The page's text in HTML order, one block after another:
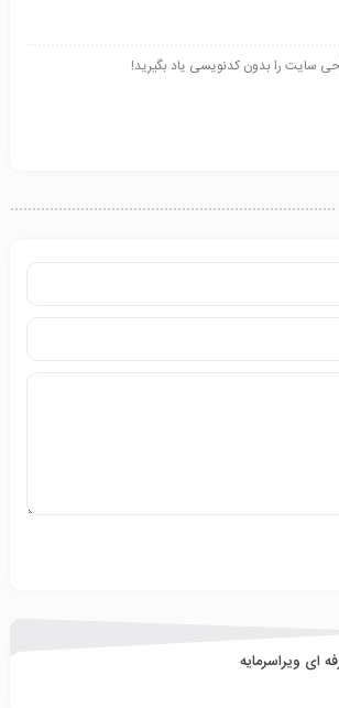
سایت را بدون کدنویسی یاد بگیرید!
ای ویراسرمایه